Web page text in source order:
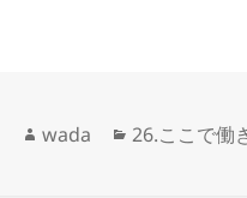
作
wada
カ
26.ここで働